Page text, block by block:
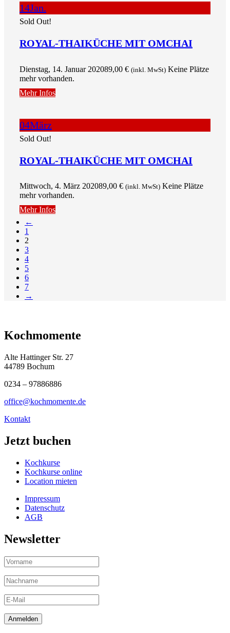
14Jan.
Sold Out!
ROYAL-THAIKÜCHE MIT OMCHAI
Dienstag, 14. Januar 202089,00 € (inkl. MwSt) Keine Plätze
mehr vorhanden.
Mehr Infos
04März
Sold Out!
ROYAL-THAIKÜCHE MIT OMCHAI
Mittwoch, 4. März 202089,00 € (inkl. MwSt) Keine Plätze
mehr vorhanden.
Mehr Infos
←
1
2
3
4
5
6
7
→
Kochmomente
Alte Hattinger Str. 27
44789 Bochum
0234 – 97886886
office@kochmomente.de
Kontakt
Jetzt buchen
Kochkurse
Kochkurse online
Location mieten
Impressum
Datenschutz
AGB
Newsletter